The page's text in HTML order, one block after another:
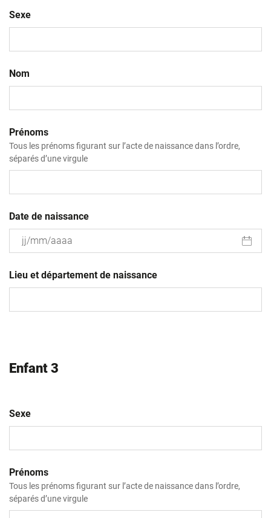
Sexe
Nom
Prénoms
Tous les prénoms figurant sur l’acte de naissance dans l’ordre,
séparés d’une virgule
Date de naissance
slash
MM
Lieu et département de naissance
Enfant 3
Sexe
Prénoms
Tous les prénoms figurant sur l’acte de naissance dans l’ordre,
séparés d’une virgule